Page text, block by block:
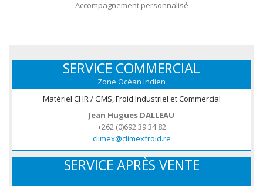
Accompagnement personnalisé
SERVICE COMMERCIAL
Zone Océan Indien
Matériel CHR / GMS, Froid Industriel et Commercial
Jean Hugues DALLEAU
+262 (0)692 39 34 82
climex@climexfroid.re
SERVICE APRÈS VENTE